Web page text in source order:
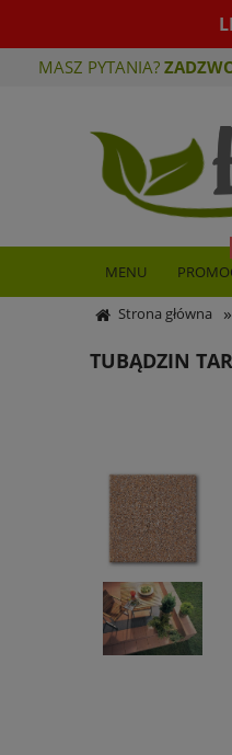
MASZ PYTANIA?
MENU
Strona główna »
TUBĄDZIN